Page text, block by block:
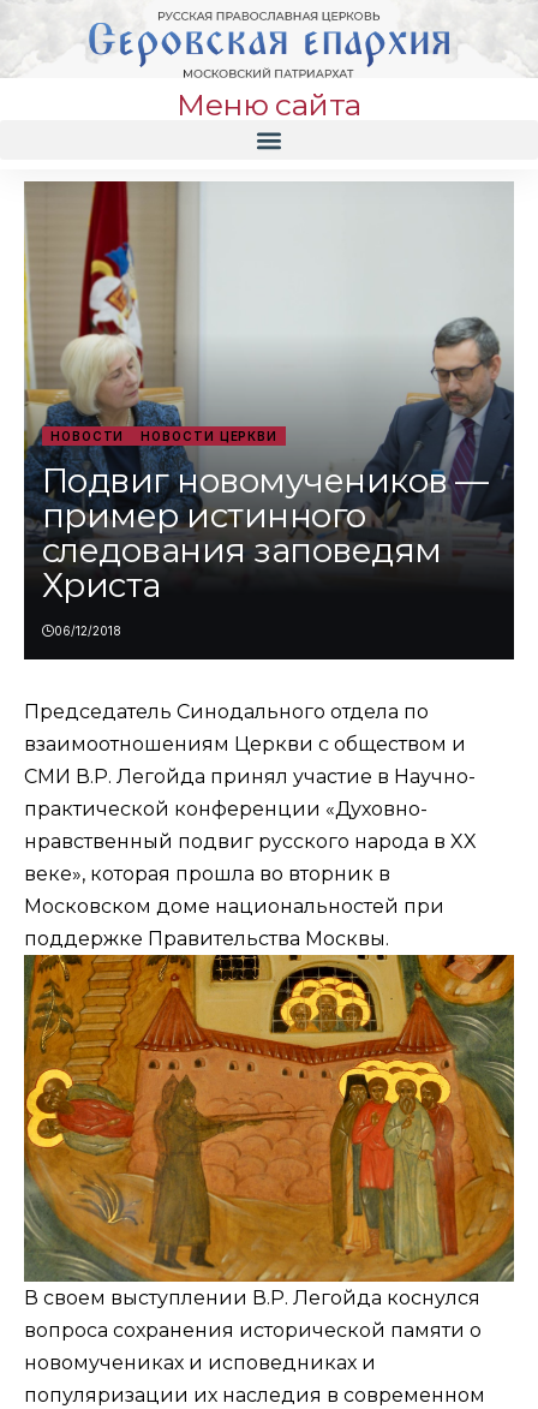
Меню сайта
НОВОСТИ НОВОСТИ ЦЕРКВИ
Подвиг новомучеников —
пример истинного
следования заповедям
Христа
06/12/2018
Председатель Синодального отдела по
взаимоотношениям Церкви с обществом и
СМИ В.Р. Легойда принял участие в Научно-
практической конференции «Духовно-
нравственный подвиг русского народа в XX
веке», которая прошла во вторник в
Московском доме национальностей при
поддержке Правительства Москвы.
В своем выступлении В.Р. Легойда коснулся
вопроса сохранения исторической памяти о
новомучениках и исповедниках и
популяризации их наследия в современном